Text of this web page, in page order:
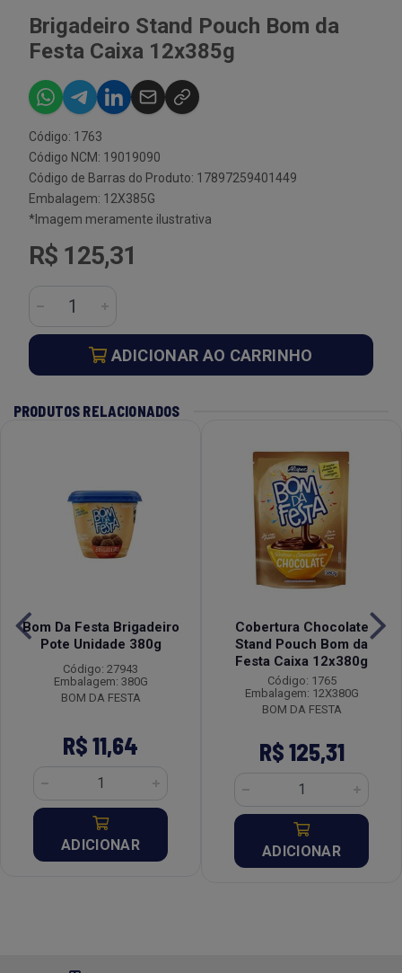
Brigadeiro Stand Pouch Bom da
Festa Caixa 12x385g
Código: 1763
Código NCM: 19019090
Código de Barras do Produto: 17897259401449
Embalagem: 12X385G
*Imagem meramente ilustrativa
R$ 125,31
ADICIONAR AO CARRINHO
PRODUTOS RELACIONADOS
Bom Da Festa Brigadeiro
Pote Unidade 380g
Código: 27943
Embalagem: 380G
BOM DA FESTA
R$ 11,64
ADICIONAR
Cobertura Chocolate
Stand Pouch Bom da
Festa Caixa 12x380g
Código: 1765
Embalagem: 12X380G
BOM DA FESTA
R$ 125,31
ADICIONAR